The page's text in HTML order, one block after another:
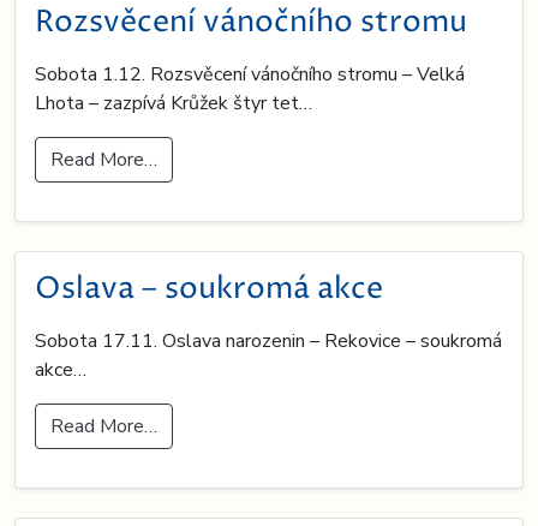
Rozsvěcení vánočního stromu
Sobota 1.12. Rozsvěcení vánočního stromu – Velká
Lhota – zazpívá Krůžek štyr tet…
Read More…
Oslava – soukromá akce
Sobota 17.11. Oslava narozenin – Rekovice – soukromá
akce…
Read More…